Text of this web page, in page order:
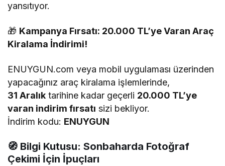
yansıtıyor.
🎁 Kampanya Fırsatı: 20.000 TL’ye Varan Araç
Kiralama İndirimi!
ENUYGUN.com veya mobil uygulaması üzerinden
yapacağınız araç kiralama işlemlerinde,
31 Aralık tarihine kadar geçerli 20.000 TL’ye
varan indirim fırsatı sizi bekliyor.
İndirim kodu: ENUYGUN
🧭 Bilgi Kutusu: Sonbaharda Fotoğraf
Çekimi İçin İpuçları